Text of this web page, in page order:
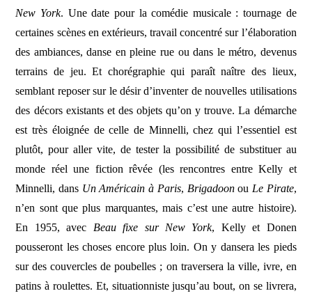
New York. Une date pour la comédie musicale : tournage de
certaines scènes en extérieurs, travail concentré sur l’élaboration
des ambiances, danse en pleine rue ou dans le métro, devenus
terrains de jeu. Et chorégraphie qui paraît naître des lieux,
semblant reposer sur le désir d’inventer de nouvelles utilisations
des décors existants et des objets qu’on y trouve. La démarche
est très éloignée de celle de Minnelli, chez qui l’essentiel est
plutôt, pour aller vite, de tester la possibilité de substituer au
monde réel une fiction rêvée (les rencontres entre Kelly et
Minnelli, dans Un Américain à Paris, Brigadoonou Le Pirate,
n’en sont que plus marquantes, mais c’est une autre histoire).
En 1955, avec Beau fixe sur New York, Kelly et Donen
pousseront les choses encore plus loin. On y dansera les pieds
sur des couvercles de poubelles ; on traversera la ville, ivre, en
patins à roulettes. Et, situationniste jusqu’au bout, on se livrera,